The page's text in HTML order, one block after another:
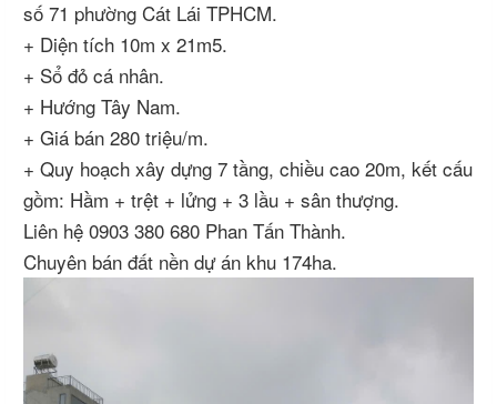
số 71 phường Cát Lái TPHCM.
+ Diện tích 10m x 21m5.
+ Sổ đỏ cá nhân.
+ Hướng Tây Nam.
+ Giá bán 280 triệu/m.
+ Quy hoạch xây dựng 7 tầng, chiều cao 20m, kết cấu
gồm: Hầm + trệt + lửng + 3 lầu + sân thượng.
Liên hệ 0903 380 680 Phan Tấn Thành.
Chuyên bán đất nền dự án khu 174ha.